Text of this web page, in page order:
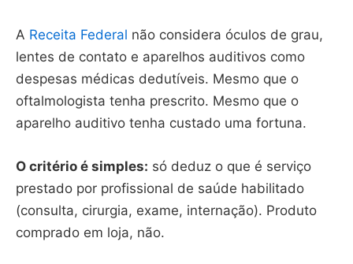
A Receita Federal não considera óculos de grau,
lentes de contato e aparelhos auditivos como
despesas médicas dedutíveis. Mesmo que o
oftalmologista tenha prescrito. Mesmo que o
aparelho auditivo tenha custado uma fortuna.
O critério é simples: só deduz o que é serviço
prestado por profissional de saúde habilitado
(consulta, cirurgia, exame, internação). Produto
comprado em loja, não.